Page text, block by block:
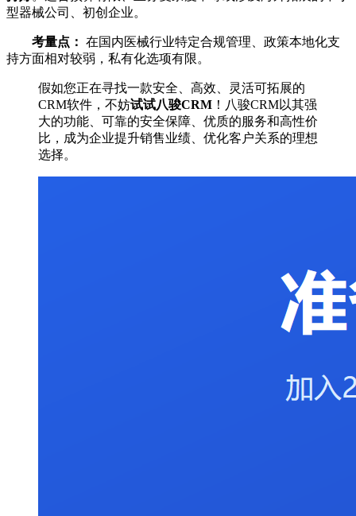
型器械公司、初创企业。
考量点： 在国内医械行业特定合规管理、政策本地化支
持方面相对较弱，私有化选项有限。
假如您正在寻找一款安全、高效、灵活可拓展的
CRM软件，不妨试试八骏CRM ！八骏CRM以其强
大的功能、可靠的安全保障、优质的服务和高性价
比，成为企业提升销售业绩、优化客户关系的理想
选择。